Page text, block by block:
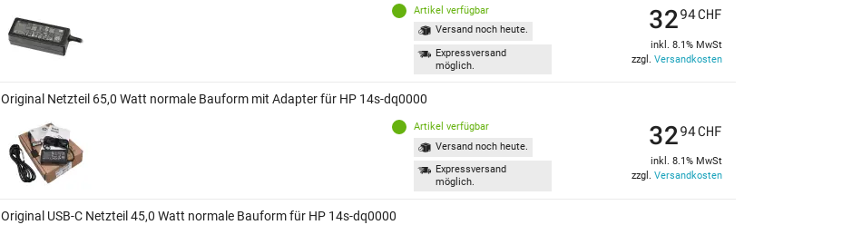
Artikel verfügbar
Versand noch heute.
Expressversand
möglich.
3294CHF
inkl. 8.1% MwSt
zzgl. Versandkosten
Original Netzteil 65,0 Watt normale Bauform mit Adapter für HP 14s-dq0000
Artikel verfügbar
Versand noch heute.
Expressversand
möglich.
3294CHF
inkl. 8.1% MwSt
zzgl. Versandkosten
Original USB-C Netzteil 45,0 Watt normale Bauform für HP 14s-dq0000